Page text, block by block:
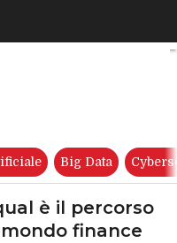
del futuro, qual è il
Big Data
è il percorso
finance